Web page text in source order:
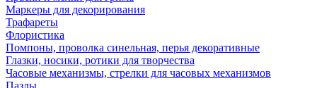
Маркеры для декорирования
Трафареты
Флористика
Помпоны, проволка синельная, перья декоративные
Глазки, носики, ротики для творчества
Часовые механизмы, стрелки для часовых механизмов
Пазлы